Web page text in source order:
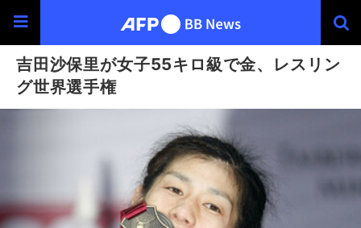
吉田沙保里が女子55キロ級で金、レスリン
グ世界選手権